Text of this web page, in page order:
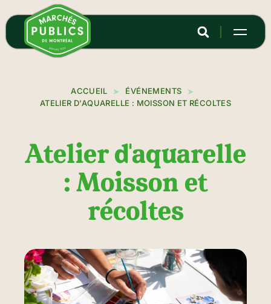
au
contenu
principal
ACCUEIL
ÉVÉNEMENTS
ATELIER D'AQUARELLE : MOISSON ET RÉCOLTES
Atelier d'aquarelle
: Moisson et
récoltes